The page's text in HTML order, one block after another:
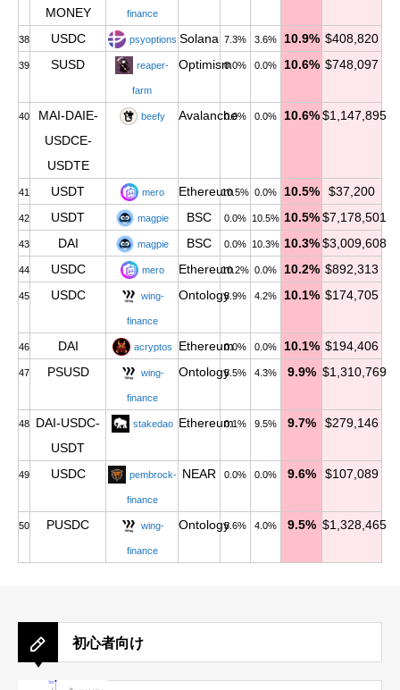
MONEY finance
38 USDC psyoptions Solana 7.3% 3.6% 10.9% $408,820
39 SUSD reaper-
farm
Optimism0.0% 0.0% 10.6% $748,097
40
MAI-DAIE-
USDCE-
USDTE
beefy Avalanche0.0% 0.0% 10.6% $1,147,895
41 USDT mero Ethereum10.5% 0.0% 10.5% $37,200
42 USDT magpie BSC 0.0% 10.5% 10.5% $7,178,501
43 DAI magpie BSC 0.0% 10.3% 10.3% $3,009,608
44 USDC mero Ethereum10.2% 0.0% 10.2% $892,313
45 USDC wing-
finance
Ontology5.9% 4.2% 10.1% $174,705
46 DAI acryptos Ethereum0.0% 0.0% 10.1% $194,406
47 PSUSD wing-
finance
Ontology5.5% 4.3% 9.9% $1,310,769
48
DAI-USDC-
USDT
stakedao Ethereum0.1% 9.5% 9.7% $279,146
49 USDC pembrock-
finance
NEAR 0.0% 0.0% 9.6% $107,089
50 PUSDC wing-
finance
Ontology5.6% 4.0% 9.5% $1,328,465
初心者向け